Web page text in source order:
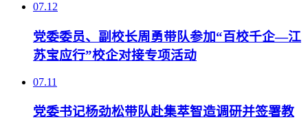
07.12
党委委员、副校长周勇带队参加“百校千企—江
苏宝应行”校企对接专项活动
07.11
党委书记杨劲松带队赴集萃智造调研并签署教